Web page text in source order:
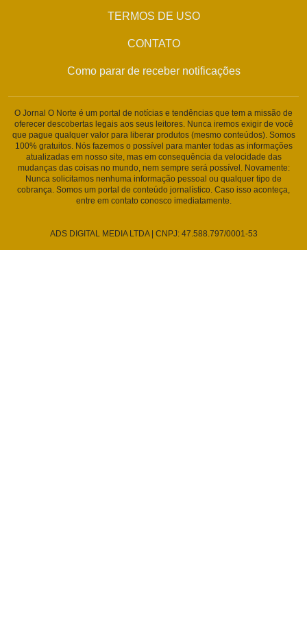
TERMOS DE USO
CONTATO
Como parar de receber notificações
O Jornal O Norte é um portal de notícias e tendências que tem a missão de
oferecer descobertas legais aos seus leitores. Nunca iremos exigir de você
que pague qualquer valor para liberar produtos (mesmo conteúdos). Somos
100% gratuitos. Nós fazemos o possível para manter todas as informações
atualizadas em nosso site, mas em consequência da velocidade das
mudanças das coisas no mundo, nem sempre será possível. Novamente:
Nunca solicitamos nenhuma informação pessoal ou qualquer tipo de
cobrança. Somos um portal de conteúdo jornalístico. Caso isso aconteça,
entre em contato conosco imediatamente.
ADS DIGITAL MEDIA LTDA | CNPJ: 47.588.797/0001-53